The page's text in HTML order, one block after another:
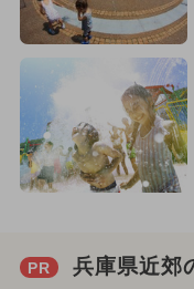
PR 兵庫県近郊